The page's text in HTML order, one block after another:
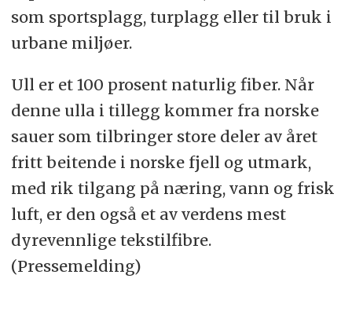
som sportsplagg, turplagg eller til bruk i
urbane miljøer.
Ull er et 100 prosent naturlig fiber. Når
denne ulla i tillegg kommer fra norske
sauer som tilbringer store deler av året
fritt beitende i norske fjell og utmark,
med rik tilgang på næring, vann og frisk
luft, er den også et av verdens mest
dyrevennlige tekstilfibre.
(Pressemelding)